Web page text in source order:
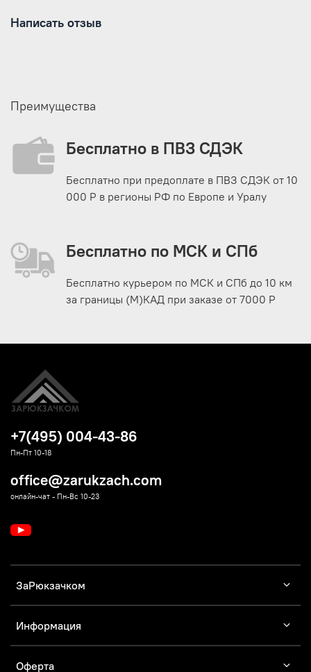
Написать отзыв
Преимущества
Бесплатно в ПВЗ СДЭК
Бесплатно при предоплате в ПВЗ СДЭК от 10
000 Р в регионы РФ по Европе и Уралу
Бесплатно по МСК и СПб
Бесплатно курьером по МСК и СПб до 10 км
за границы (М)КАД при заказе от 7000 Р
ЗаРюкзачком
Информация
Оферта
+7(495) 004-43-86
Пн-Пт 10-18
office@zarukzach.com
онлайн-чат - Пн-Вс 10-23